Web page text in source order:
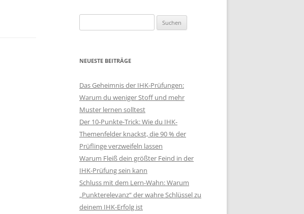
nach:
NEUESTE BEITRÄGE
Das Geheimnis der IHK-Prüfungen:
Warum du weniger Stoff und mehr
Muster lernen solltest
Der 10-Punkte-Trick: Wie du IHK-
Themenfelder knackst, die 90 % der
Prüflinge verzweifeln lassen
Warum Fleiß dein größter Feind in der
IHK-Prüfung sein kann
Schluss mit dem Lern-Wahn: Warum
„Punkterelevanz“ der wahre Schlüssel zu
deinem IHK-Erfolg ist